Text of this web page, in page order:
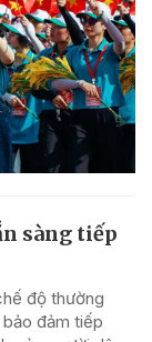
sàng tiếp
độ thường
đảm tiếp